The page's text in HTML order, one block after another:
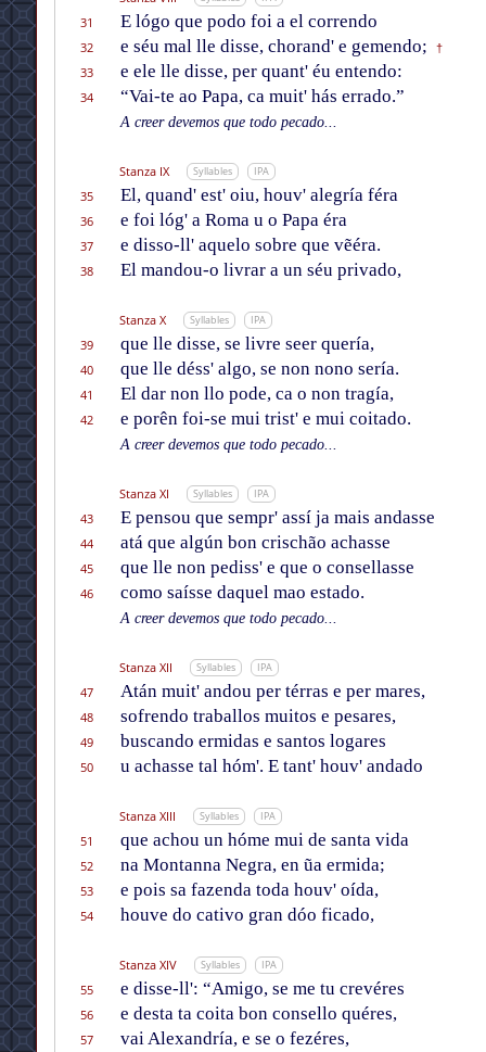
31 E lógo que podo foi a el correndo
32
e séu mal lle disse, chorand' e gemendo; †
33
e ele lle disse, per quant' éu entendo:
34
“Vai-te ao Papa, ca muit' hás errado.”
A creer devemos que todo pecado...
Stanza IX Syllables IPA
35 El, quand' est' oiu, houv' alegría féra
36
e foi lóg' a Roma u o Papa éra
37
e disso-ll' aquelo sobre que vẽéra.
38
El mandou-o livrar a un séu privado,
Stanza X Syllables IPA
39 que lle disse, se livre seer quería,
40
que lle déss' algo, se non nono sería.
41
El dar non llo pode, ca o non tragía,
42
e porên foi-se mui trist' e mui coitado.
A creer devemos que todo pecado...
Stanza XI Syllables IPA
43 E pensou que sempr' assí ja mais andasse
44
atá que algún bon crischão achasse
45
que lle non pediss' e que o consellasse
46
como saísse daquel mao estado.
A creer devemos que todo pecado...
Stanza XII Syllables IPA
47 Atán muit' andou per térras e per mares,
48
sofrendo traballos muitos e pesares,
49
buscando ermidas e santos logares
50
u achasse tal hóm'. E tant' houv' andado
Stanza XIII Syllables IPA
51 que achou un hóme mui de santa vida
52
na Montanna Negra, en ũa ermida;
53
e pois sa fazenda toda houv' oída,
54
houve do cativo gran dóo ficado,
Stanza XIV Syllables IPA
55 e disse-ll': “Amigo, se me tu crevéres
56
e desta ta coita bon consello quéres,
57
vai Alexandría, e se o fezéres,